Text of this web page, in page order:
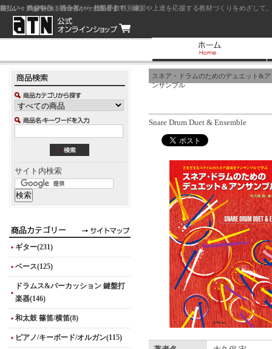
ジャズを中心に初心者から上級者まで、練習や上達を応援する教材づくりをめざし
サイト内検索
ギター(231)
ベース(125)
ドラムス&パーカッション 鍵盤打
楽器(146)
和太鼓 篠笛/横笛(8)
ピアノ/キーボード/オルガン(115)
スネア・ドラムのためのデュエット&ア
ンサンブル
Snare Drum Duet & Ensemble
前払い：クレジットカード（一括払い）
後払い：代金引換（現金払い・代引手数料別途）
前払い：PayPay